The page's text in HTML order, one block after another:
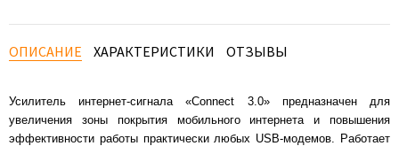
ОПИСАНИЕ ХАРАКТЕРИСТИКИ ОТЗЫВЫ
Усилитель интернет-сигнала «Connect 3.0» предназначен для
увеличения зоны покрытия мобильного интернета и повышения
эффективности работы практически любых USB-модемов. Работает